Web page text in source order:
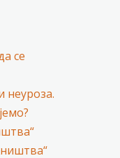
се
неуроза.